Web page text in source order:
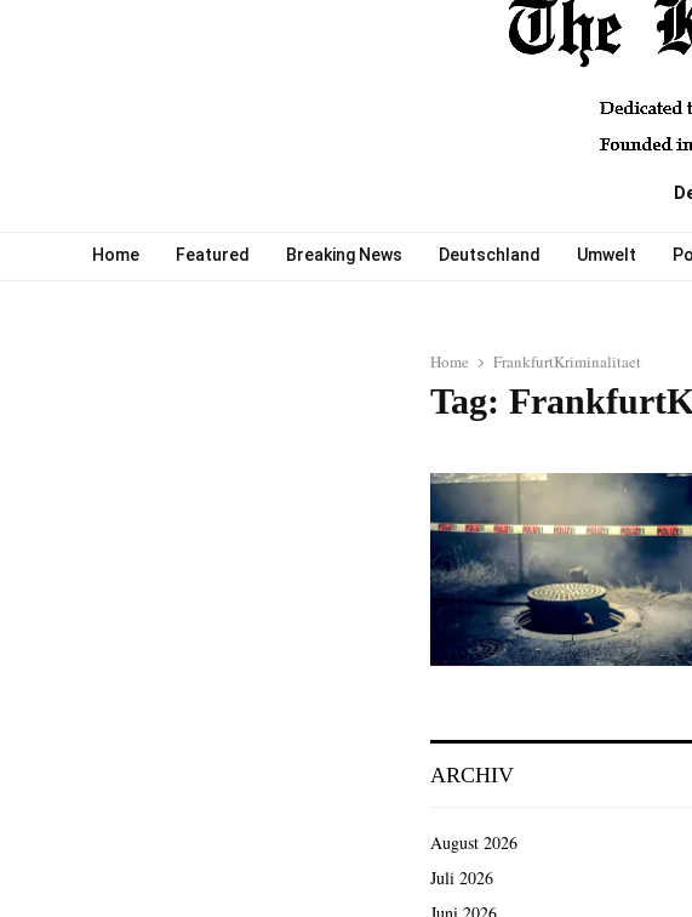
Home Featured Breaking News Deutschland Umwelt
Home FrankfurtKriminalitaet
Tag:
ARCHIV
August 2026
Juli 2026